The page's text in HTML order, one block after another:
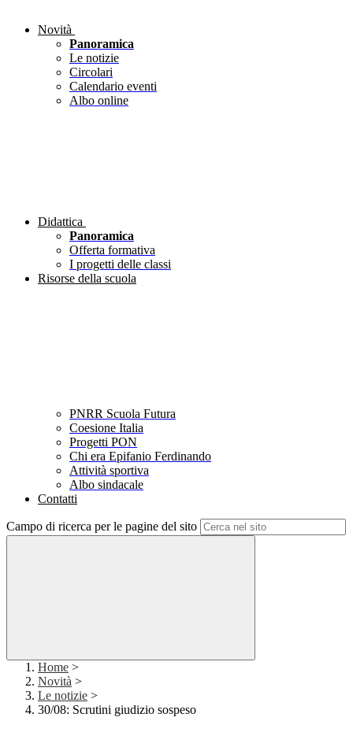
Novità
Panoramica
Le notizie
Circolari
Calendario eventi
Albo online
Didattica
Panoramica
Offerta formativa
I progetti delle classi
Risorse della scuola
PNRR Scuola Futura
Coesione Italia
Progetti PON
Chi era Epifanio Ferdinando
Attività sportiva
Albo sindacale
Contatti
Campo di ricerca per le pagine del sito
Home >
Novità >
Le notizie >
30/08: Scrutini giudizio sospeso